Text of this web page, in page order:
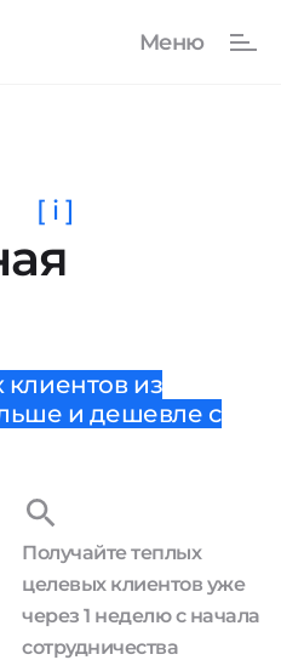
[ i ]
из
и дешевле с
Получайте теплых
целевых клиентов уже
через 1 неделю с начала
сотрудничества